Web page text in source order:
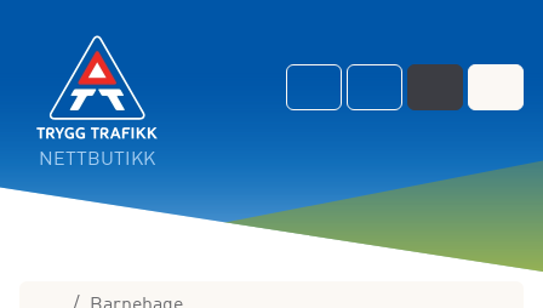
NETTBUTIKK
SearchAccount Menu